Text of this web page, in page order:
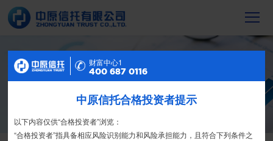
信托产品
截至2023年末，中原信托累计管理信托财
产16088亿元，按时足额交付到期信托财
财富中心2
400 687 0116
特别提示
尊敬的投资者：
合格投资者认证、风险测评、录音录像及电子合同签署应由投资者本人
财富中心1
400 687 0116
中原信托合格投资者提示
以下内容仅供“合格投资者”浏览：
“合格投资者”指具备相应风险识别能力和风险承担能力，且符合下列条件之